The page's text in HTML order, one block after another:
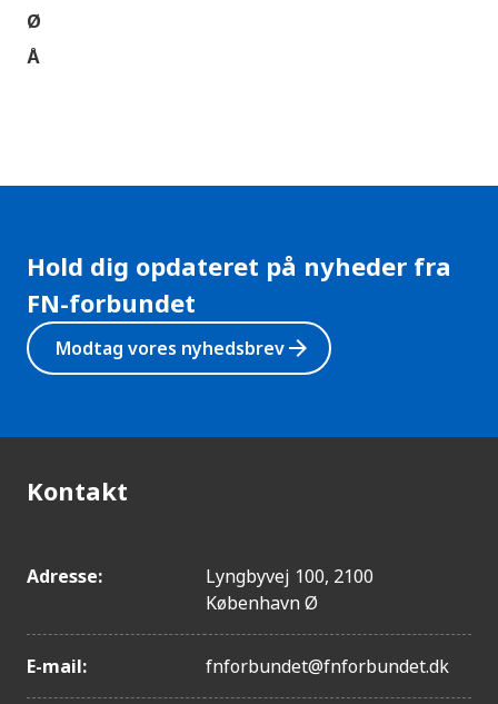
Ø
Å
Hold dig opdateret på nyheder fra
FN-forbundet
Modtag vores nyhedsbrevarrow_forward
Kontakt
Adresse:
Lyngbyvej 100, 2100
København Ø
E-mail: fnforbundet@fnforbundet.dk